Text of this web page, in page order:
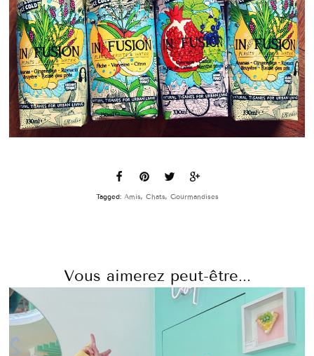
Tagged: Amis, Chats, Gourmandises
Vous aimerez peut-être...